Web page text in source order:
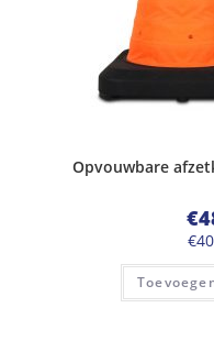
Opvouwbare
€
€